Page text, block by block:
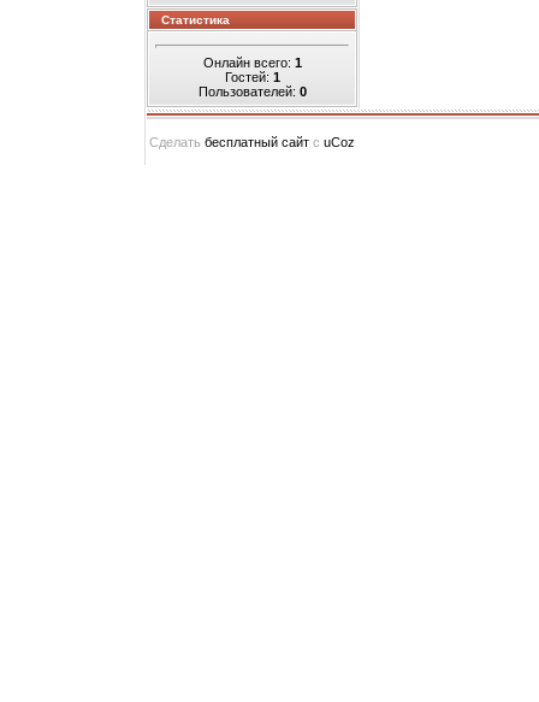
Статистика
Онлайн всего: 1
Гостей: 1
Пользователей: 0
Сделать бесплатный сайт с uCoz